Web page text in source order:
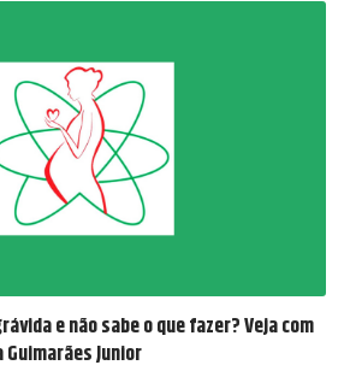
e não sabe o que fazer? Veja com
Junior